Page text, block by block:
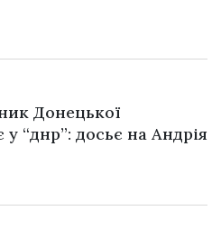
Донецької
“днр”: досьє на Андрія